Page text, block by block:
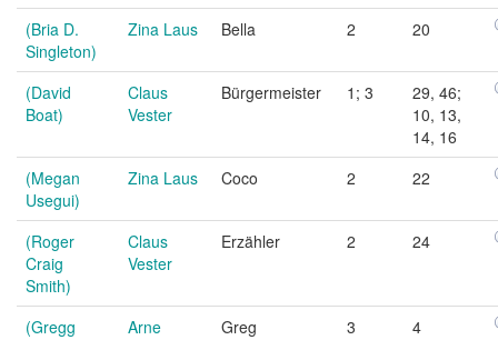
(Bria D.
Singleton)
Zina Laus Bella 2 20
(David
Boat)
Claus
Vester
Bürgermeister 1; 3
29, 46;
10, 13,
14, 16
(Megan
Usegui)
Zina Laus Coco 2 22
(Roger
Craig
Smith)
Claus
Vester
Erzähler 2 24
(Gregg
Arne
Greg 3 4